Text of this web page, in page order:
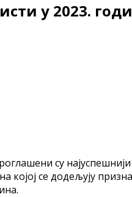
у 2023.
су
којој се додељују